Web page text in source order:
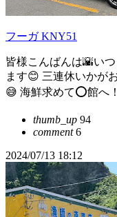
フーガ KNY51
皆様こんばんは🌇い
ます😊 三連休いかが
😅 海鮮求めて⭕️館へ
thumb_up 94
comment6
2024/07/13 18:12